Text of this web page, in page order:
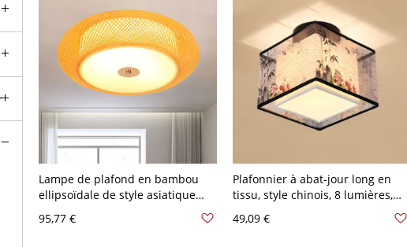
Lampe de plafond en bambou
ellipsoïdale de style asiatique
salon, 16" de large
95,77 €
Plafonnier à abat-jour long en
tissu, style chinois, 8 lumières,
Bambou Carré
49,09 €